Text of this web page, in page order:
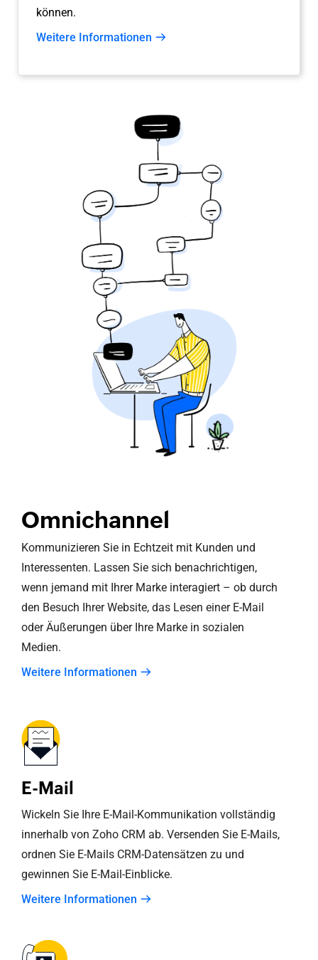
können.
Weitere Informationen
Omnichannel
Kommunizieren Sie in Echtzeit mit Kunden und
Interessenten. Lassen Sie sich benachrichtigen,
wenn jemand mit Ihrer Marke interagiert – ob durch
den Besuch Ihrer Website, das Lesen einer E-Mail
oder Äußerungen über Ihre Marke in sozialen
Medien.
Weitere Informationen
E-Mail
Wickeln Sie Ihre E-Mail-Kommunikation vollständig
innerhalb von Zoho CRM ab. Versenden Sie E-Mails,
ordnen Sie E-Mails CRM-Datensätzen zu und
gewinnen Sie E-Mail-Einblicke.
Weitere Informationen